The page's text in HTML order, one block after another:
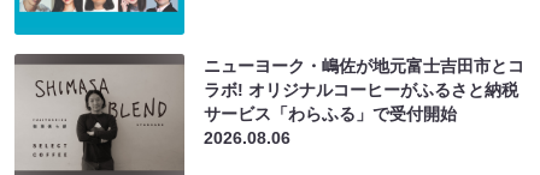
ニューヨーク・嶋佐が地元富士吉田市とコ
ラボ! オリジナルコーヒーがふるさと納税
サービス「わらふる」で受付開始
2026.08.06